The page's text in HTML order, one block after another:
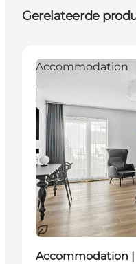
Gerelateerde
Duurzaam
Accommodation
Accommodation